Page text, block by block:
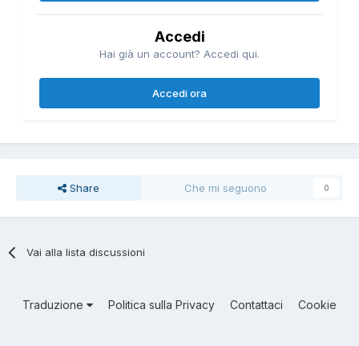
Accedi
Hai già un account? Accedi qui.
Accedi ora
Share Che mi seguono 0
Vai alla lista discussioni
Traduzione Politica sulla Privacy Contattaci Cookie